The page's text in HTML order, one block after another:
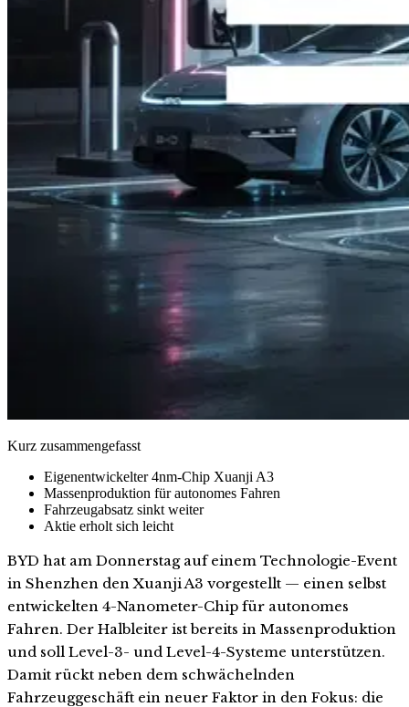
Kurz zusammengefasst
Eigenentwickelter 4nm-Chip Xuanji A3
Massenproduktion für autonomes Fahren
Fahrzeugabsatz sinkt weiter
Aktie erholt sich leicht
BYD hat am Donnerstag auf einem Technologie-Event
in Shenzhen den Xuanji A3 vorgestellt — einen selbst
entwickelten 4-Nanometer-Chip für autonomes
Fahren. Der Halbleiter ist bereits in Massenproduktion
und soll Level-3- und Level-4-Systeme unterstützen.
Damit rückt neben dem schwächelnden
Fahrzeuggeschäft ein neuer Faktor in den Fokus: die